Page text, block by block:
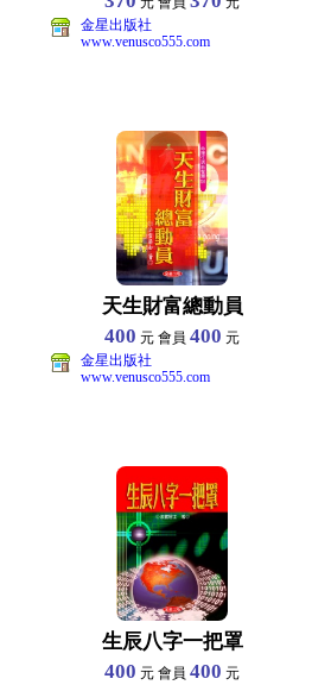
金星出版社
www.venusco555.com
天生財富總動員
400 元 會員400 元
金星出版社
www.venusco555.com
生辰八字一把罩
400 元 會員400 元